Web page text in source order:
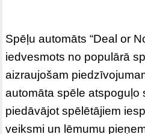
Spēļu automāts “Deal or
iedvesmots no populārā
aizraujošam
automāta spēle atspoguļo
piedāvājot spēlētājiem
veiksmi un lēmumu